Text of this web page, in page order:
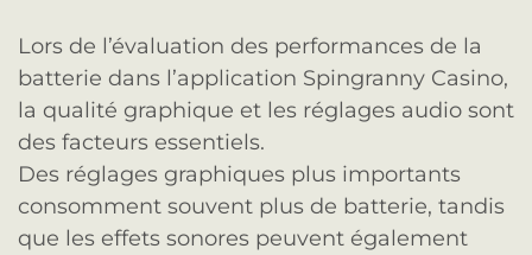
Lors de l’évaluation des performances de la
batterie dans l’application Spingranny Casino,
la qualité graphique et les réglages audio sont
des facteurs essentiels.
Des réglages graphiques plus importants
consomment souvent plus de batterie, tandis
que les effets sonores peuvent également